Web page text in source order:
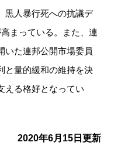
黒人暴行死への抗議デ
まっている。また、連
いた連邦公開市場委員
と量的緩和の維持を決
える格好となってい
2020年6月15日更新